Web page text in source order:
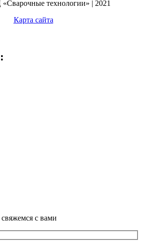
технологии» | 2021
Карта сайта
с вами